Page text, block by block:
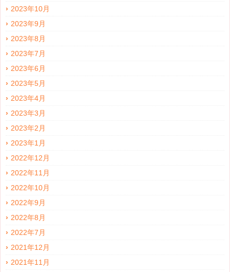
2023年10月
2023年9月
2023年8月
2023年7月
2023年6月
2023年5月
2023年4月
2023年3月
2023年2月
2023年1月
2022年12月
2022年11月
2022年10月
2022年9月
2022年8月
2022年7月
2021年12月
2021年11月